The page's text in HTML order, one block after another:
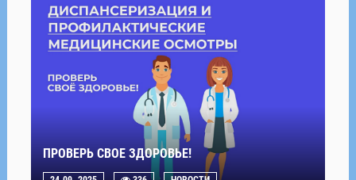
ПРОВЕРЬ СВОЕ ЗДОРОВЬЕ!